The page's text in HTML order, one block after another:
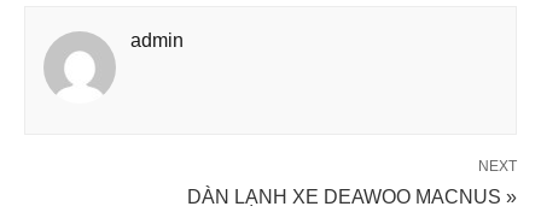
admin
NEXT
DÀN LẠNH XE DEAWOO MACNUS »